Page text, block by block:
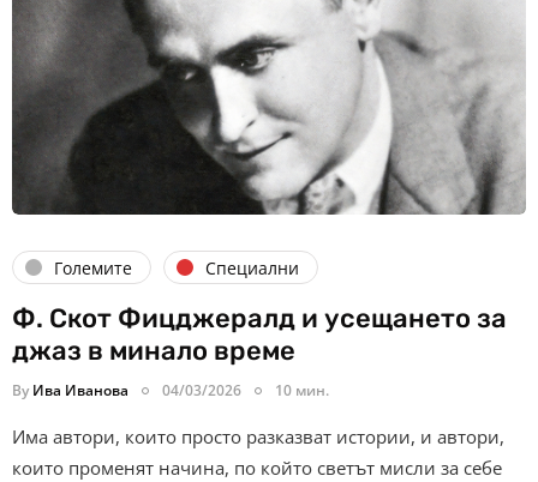
Големите Специални
Ф. Скот Фицджералд и усещането за
джаз в минало време
By Ива Иванова 04/03/2026 10 мин.
Има автори, които просто разказват истории, и автори,
които променят начина, по който светът мисли за себе